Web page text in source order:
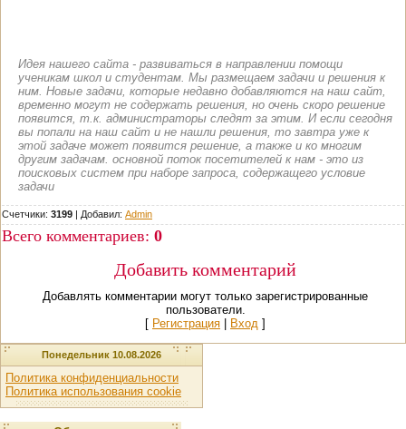
Идея нашего сайта - развиваться в направлении помощи
ученикам школ и студентам. Мы размещаем задачи и решения к
ним. Новые задачи, которые недавно добавляются на наш сайт,
временно могут не содержать решения, но очень скоро решение
появится, т.к. администраторы следят за этим. И если сегодня
вы попали на наш сайт и не нашли решения, то завтра уже к
этой задаче может появится решение, а также и ко многим
другим задачам. основной поток посетителей к нам - это из
поисковых систем при наборе запроса, содержащего условие
задачи
Счетчики: 3199 | Добавил: Admin
Всего комментариев: 0
Добавить комментарий
Добавлять комментарии могут только зарегистрированные
пользователи.
[ Регистрация Вход ]
Понедельник 10.08.2026
Политика конфиденциальности
Политика использования cookie